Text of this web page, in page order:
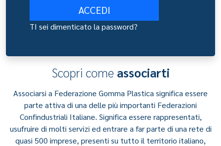
ACCEDI
TI sei dimenticato la password?
Scopri come associarti
Associarsi a Federazione Gomma Plastica significa essere
parte attiva di una delle più importanti Federazioni
Confindustriali Italiane. Significa essere rappresentati,
usufruire di molti servizi ed entrare a far parte di una rete di
quasi 500 imprese, presenti su tutto il territorio italiano,